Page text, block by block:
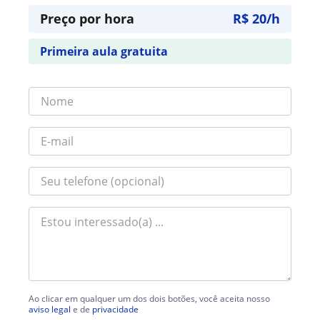
Preço por hora R$ 20/h
Primeira aula gratuita
Ao clicar em qualquer um dos dois botões, você aceita nosso
aviso legal e de privacidade